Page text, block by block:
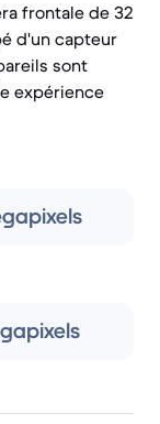
frontale de 32
d'un capteur
sont
expérience